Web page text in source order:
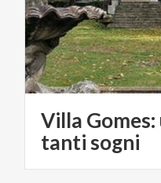
Villa
tanti sogni